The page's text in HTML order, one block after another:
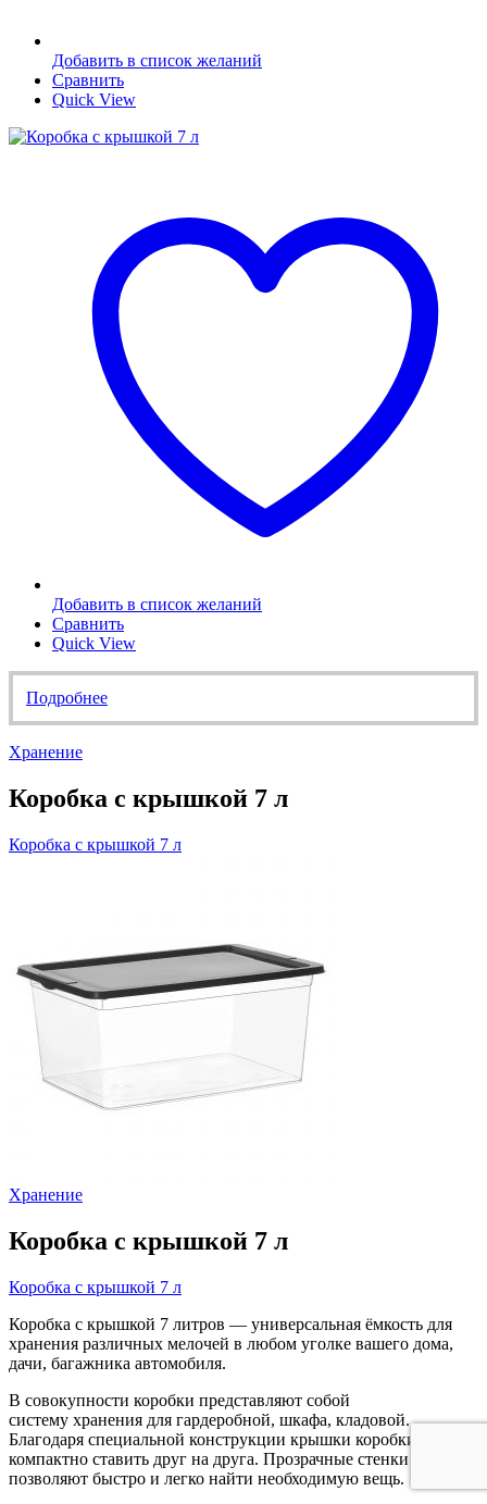
Добавить в список желаний
Сравнить
Quick View
Добавить в список желаний
Сравнить
Quick View
Подробнее
Хранение
Коробка с крышкой 7 л
Коробка с крышкой 7 л
Хранение
Коробка с крышкой 7 л
Коробка с крышкой 7 л
Коробка с крышкой 7 литров — универсальная ёмкость для
хранения различных мелочей в любом уголке вашего дома,
дачи, багажника автомобиля.
В совокупности коробки представляют собой
систему хранения для гардеробной, шкафа, кладовой.
Благодаря специальной конструкции крышки коробки можно
компактно ставить друг на друга. Прозрачные стенки
позволяют быстро и легко найти необходимую вещь.